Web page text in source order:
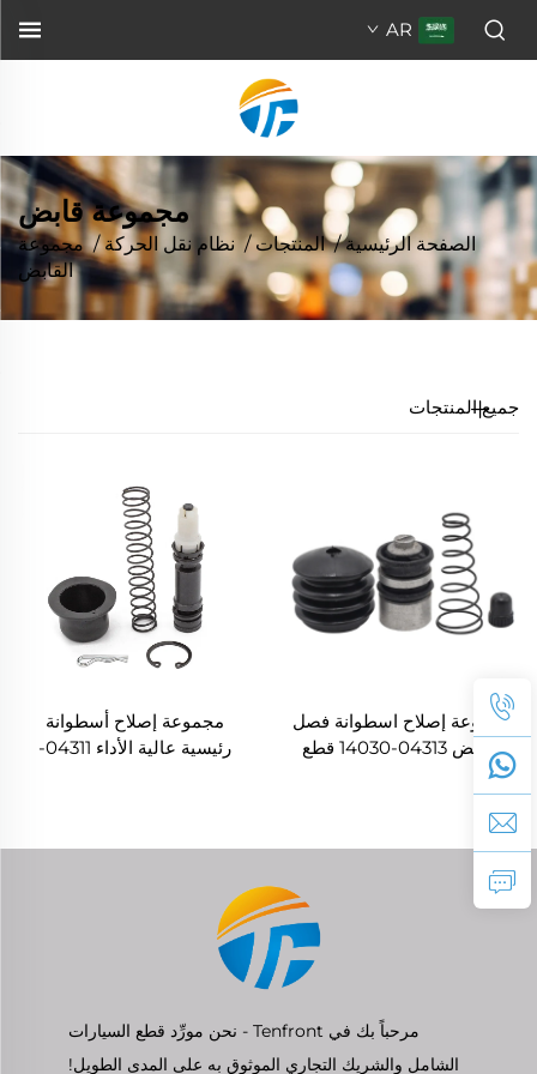
AR
مجموعة قابض
الصفحة الرئيسية/المنتجات/نظام نقل الحركة/ مجموعة
القابض
جميع المنتجات
مجموعة إصلاح اسطوانة فصل
القابض 04313-14030 قطع
غيار السيارات بالجملة من
COROLLA / DAIHATSU
TERIOS
مجموعة إصلاح أسطوانة
رئيسية عالية الأداء 04311-
مرحباً بك في Tenfront - نحن مورِّد قطع السيارات
الشامل والشريك التجاري الموثوق به على المدى الطويل!